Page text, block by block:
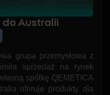
do Australii
grupa przemysłowa z
sprzedaż na rynek
spółkę QEMETICA
oferuje produkty dla